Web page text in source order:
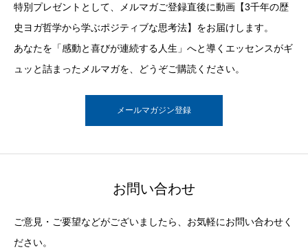
特別プレゼントとして、メルマガご登録直後に動画【3千年の歴
史ヨガ哲学から学ぶポジティブな思考法】をお届けします。
あなたを「感動と喜びが連続する人生」へと導くエッセンスがギ
ュッと詰まったメルマガを、どうぞご購読ください。
メールマガジン登録
お問い合わせ
ご意見・ご要望などがございましたら、お気軽にお問い合わせく
ださい。